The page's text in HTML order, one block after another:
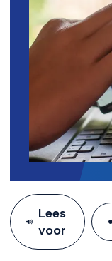
Lees
voor